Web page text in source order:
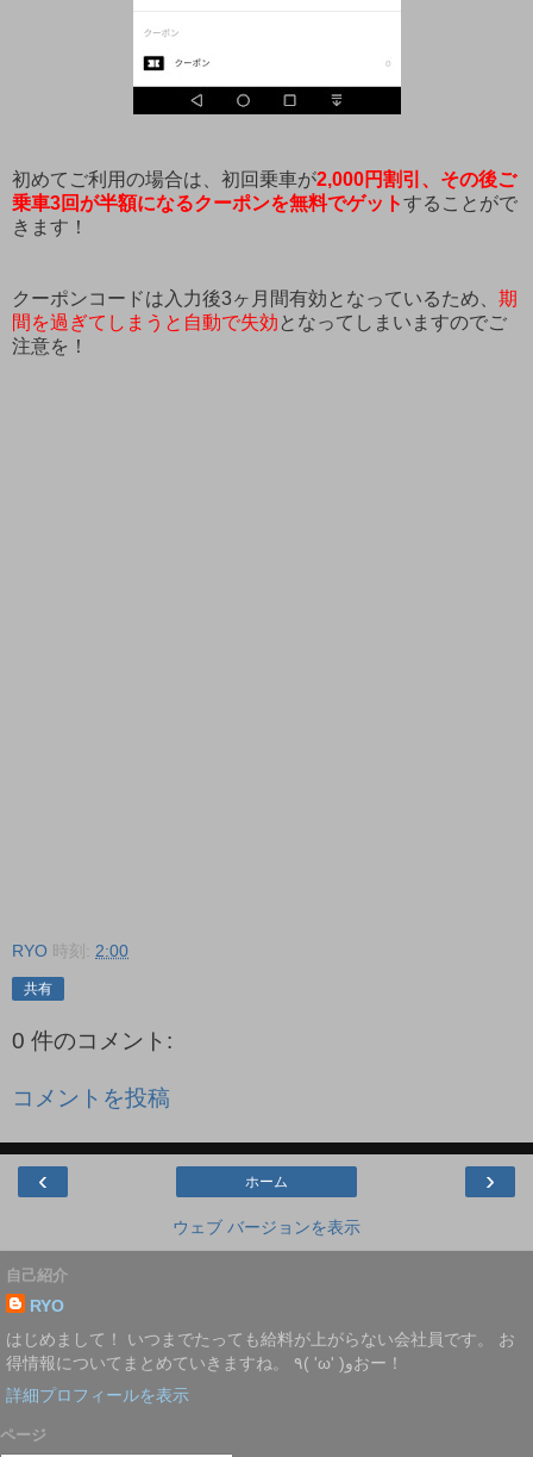
初めてご利用の場合は、初回乗車が2,000円割引、 その後ご
乗車3回が半額になるクーポンを無料でゲットすることがで
きます！
クーポンコードは入力後3ヶ月間有効となっているため、 期
間を過ぎてしまうと自動で失効 となってしまいますのでご
注意を！
RYO 時刻: 2:00
共有
0 件のコメント:
コメントを投稿
‹ ›
ホーム
ウェブ バージョンを表示
自己紹介
RYO
はじめまして！ いつまでたっても給料が上がらない会社員です。 お
得情報についてまとめていきますね。 ٩( 'ω' )وおー！
詳細プロフィールを表示
ページ